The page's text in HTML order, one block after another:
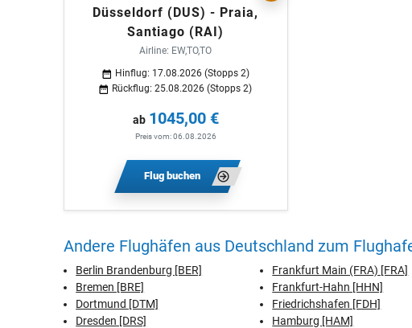
Düsseldorf (DUS) - Praia,
Santiago (RAI)
Airline: EW,TO,TO
Hinflug: 17.08.2026 (Stopps 2)
Rückflug: 25.08.2026 (Stopps 2)
ab 1045,00 €
Preis vom: 06.08.2026
Flug buchen
Andere Flughäfen aus Deutschland zum
Berlin Brandenburg [BER]
Bremen [BRE]
Dortmund [DTM]
Dresden [DRS]
Frankfurt Main (FRA) [FRA]
Frankfurt-Hahn [HHN]
Friedrichshafen [FDH]
Hamburg [HAM]